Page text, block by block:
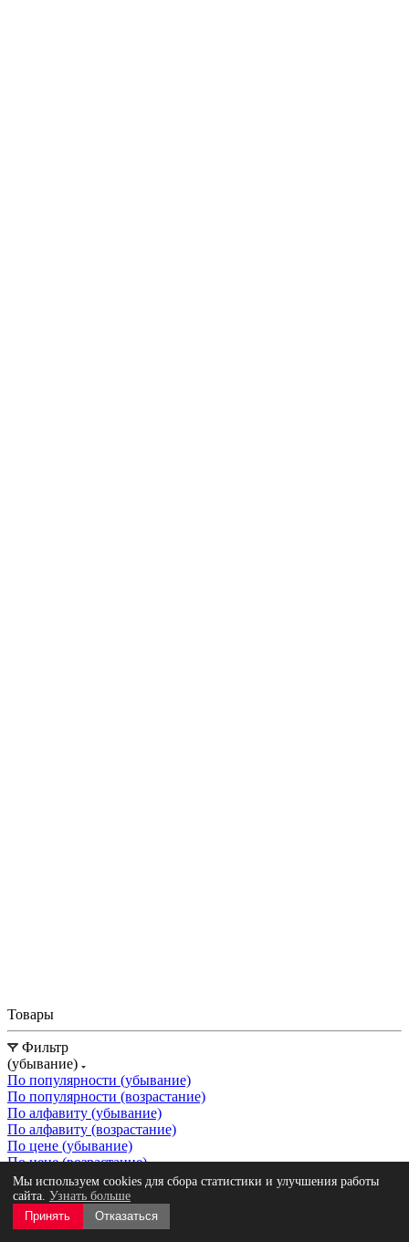
Товары
Фильтр
(убывание)
По популярности (убывание)
По популярности (возрастание)
По алфавиту (убывание)
По алфавиту (возрастание)
По цене (убывание)
По цене (возрастание)
Мы используем cookies для сбора статистики и улучшения работы
сайта. Узнать больше
Принять
Отказаться